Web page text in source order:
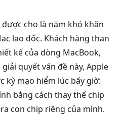
cho là năm khó khăn
lao dốc. Khách hàng than
kế của dòng MacBook,
quyết vấn đề này, Apple
kỳ mạo hiểm lúc bấy giờ:
bằng cách thay thế chip
con chip riêng của mình.